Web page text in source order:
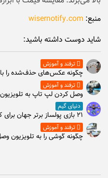
منبع: wisernotify.com
شاید دوست داشته باشید:
ترفند و آموزش
چگونه عکس‌های حذف‌شده را
ترفند و آموزش
وصل كردن لپ تاپ به تلويزيون با ۹ روش
دنیای گیم
۲۱ بازی پولساز برتر جهان برای کسب درآمد از بازی
ترفند و آموزش
چگونه گوشی را به تلویزیون